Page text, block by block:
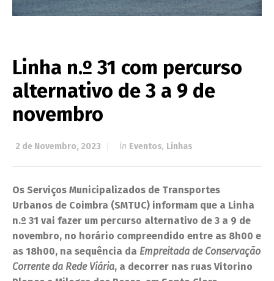
Linha n.º 31 com percurso
alternativo de 3 a 9 de
novembro
2 de Novembro, 2023 in Eventos, Linhas
Os Serviços Municipalizados de Transportes
Urbanos de Coimbra (SMTUC) informam que a Linha
n.º 31 vai fazer um percurso alternativo de 3 a 9 de
novembro, no horário compreendido entre as 8h00 e
as 18h00, na sequência da Empreitada de Conservação
Corrente da Rede Viária, a decorrer nas ruas Vitorino